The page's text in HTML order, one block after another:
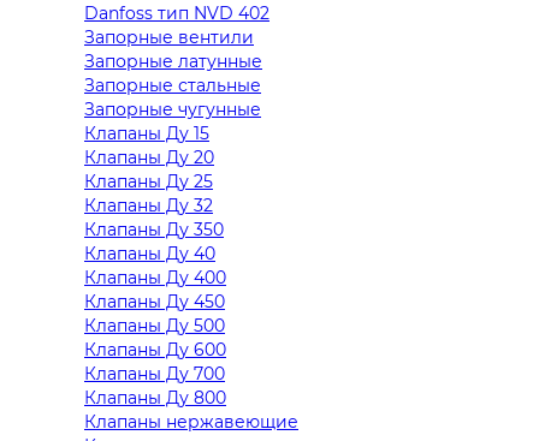
Danfoss тип NVD 402
Запорные вентили
Запорные латунные
Запорные стальные
Запорные чугунные
Клапаны Ду 15
Клапаны Ду 20
Клапаны Ду 25
Клапаны Ду 32
Клапаны Ду 350
Клапаны Ду 40
Клапаны Ду 400
Клапаны Ду 450
Клапаны Ду 500
Клапаны Ду 600
Клапаны Ду 700
Клапаны Ду 800
Клапаны нержавеющие